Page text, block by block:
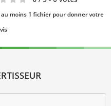
moins 1 fichier pour donner votre